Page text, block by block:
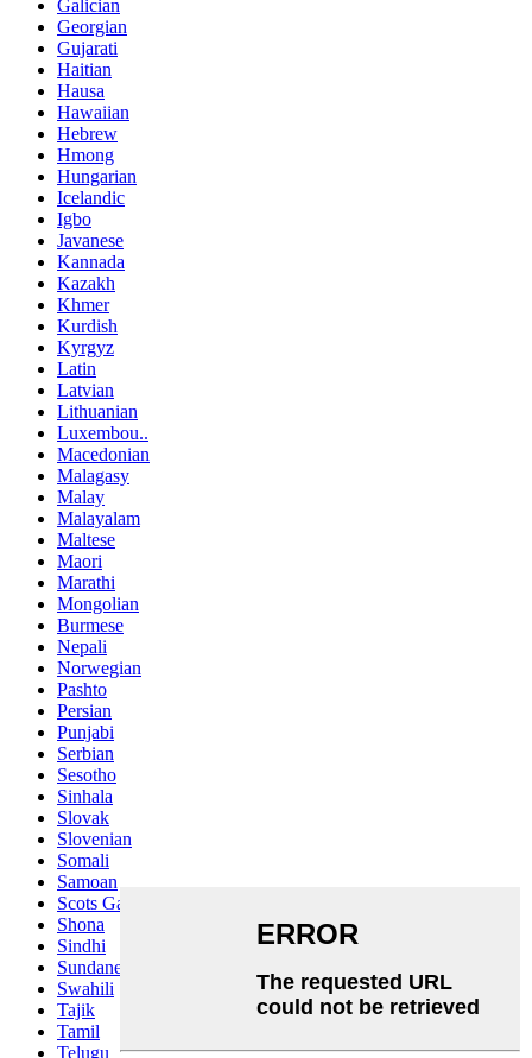
Galician
Georgian
Gujarati
Haitian
Hausa
Hawaiian
Hebrew
Hmong
Hungarian
Icelandic
Igbo
Javanese
Kannada
Kazakh
Khmer
Kurdish
Kyrgyz
Latin
Latvian
Lithuanian
Luxembou..
Macedonian
Malagasy
Malay
Malayalam
Maltese
Maori
Marathi
Mongolian
Burmese
Nepali
Norwegian
Pashto
Persian
Punjabi
Serbian
Sesotho
Sinhala
Slovak
Slovenian
Somali
Samoan
Scots Gaelic
Shona
Sindhi
Sundanese
Swahili
Tajik
Tamil
Telugu